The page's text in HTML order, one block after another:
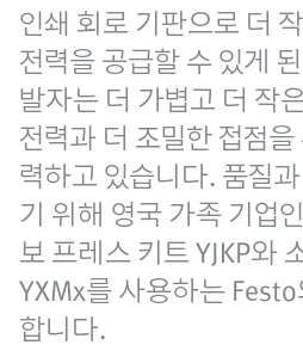
인쇄 회로 기판으로 더
전력을 공급할 수 있게
발자는 더 가볍고 더 작
전력과 더 조밀한 접점
력하고 있습니다. 품질
기 위해 영국 가족 기업
보 프레스 키트 YJKP와
YXMx를 사용하는
합니다.